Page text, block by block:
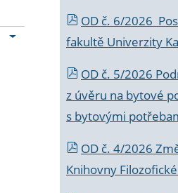
OD č. 6/2026
fakultě Univerzity
OD č. 5/2026
z úvěru na bytové
s bytovými
OD č. 4/2026
Knihovny